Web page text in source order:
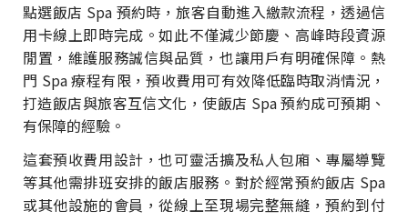
點選飯店 Spa 預約時，旅客自動進入繳款流程，透過信
用卡線上即時完成。如此不僅減少節慶、高峰時段資源
閒置，維護服務誠信與品質，也讓用戶有明確保障。熱
門 Spa 療程有限，預收費用可有效降低臨時取消情況，
打造飯店與旅客互信文化，使飯店 Spa 預約成可預期、
有保障的經驗。
這套預收費用設計，也可靈活擴及私人包廂、專屬導覽
等其他需排班安排的飯店服務。對於經常預約飯店 Spa
或其他設施的會員，從線上至現場完整無縫，預約到付